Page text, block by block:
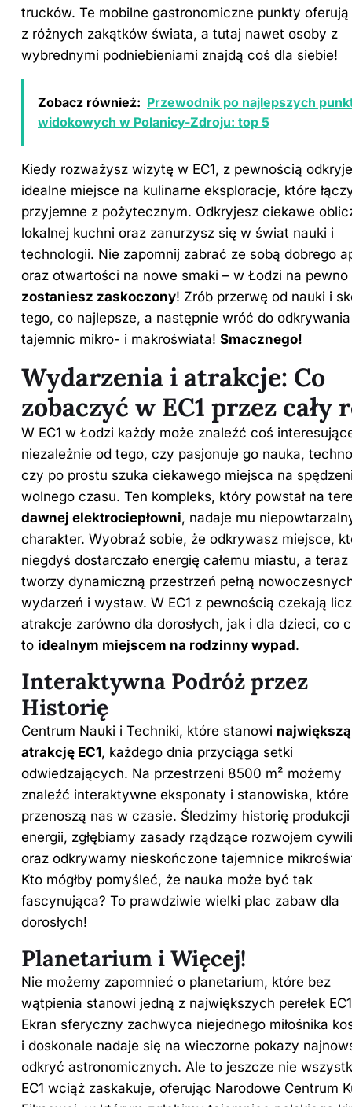
trucków. Te mobilne gastronomiczne punkty oferują
z różnych zakątków świata, a tutaj nawet osoby z
wybrednymi podniebieniami znajdą coś dla siebie!
Zobacz również: Przewodnik po najlepszych
widokowych w Polanicy-Zdroju: top 5
Kiedy rozważysz wizytę w EC1, z pewnością
idealne miejsce na kulinarne eksploracje, które
przyjemne z pożytecznym. Odkryjesz ciekawe
lokalnej kuchni oraz zanurzysz się w świat nauki i
technologii. Nie zapomnij zabrać ze sobą dobrego
oraz otwartości na nowe smaki – w Łodzi na pewno
zostaniesz zaskoczony! Zrób przerwę od nauki i
tego, co najlepsze, a następnie wróć do odkrywania
tajemnic mikro- i makroświata! Smacznego!
Wydarzenia i atrakcje: Co
zobaczyć w EC1 przez cały
W EC1 w Łodzi każdy może znaleźć coś
niezależnie od tego, czy pasjonuje go nauka,
czy po prostu szuka ciekawego miejsca na
wolnego czasu. Ten kompleks, który powstał na
dawnej elektrociepłowni, nadaje mu
charakter. Wyobraź sobie, że odkrywasz miejsce,
niegdyś dostarczało energię całemu miastu, a teraz
tworzy dynamiczną przestrzeń pełną
wydarzeń i wystaw. W EC1 z pewnością czekają
atrakcje zarówno dla dorosłych, jak i dla dzieci, co
to idealnym miejscem na rodzinny wypad.
Interaktywna Podróż przez
Historię
Centrum Nauki i Techniki, które stanowi największą
atrakcję EC1, każdego dnia przyciąga setki
odwiedzających. Na przestrzeni 8500 m² możemy
znaleźć interaktywne eksponaty i stanowiska, które
przenoszą nas w czasie. Śledzimy historię produkcji
energii, zgłębiamy zasady rządzące rozwojem
oraz odkrywamy nieskończone tajemnice
Kto mógłby pomyśleć, że nauka może być tak
fascynująca? To prawdziwie wielki plac zabaw dla
dorosłych!
Planetarium i Więcej!
Nie możemy zapomnieć o planetarium, które bez
wątpienia stanowi jedną z największych perełek
Ekran sferyczny zachwyca niejednego miłośnika
i doskonale nadaje się na wieczorne pokazy
odkryć astronomicznych. Ale to jeszcze nie
EC1 wciąż zaskakuje, oferując Narodowe Centrum